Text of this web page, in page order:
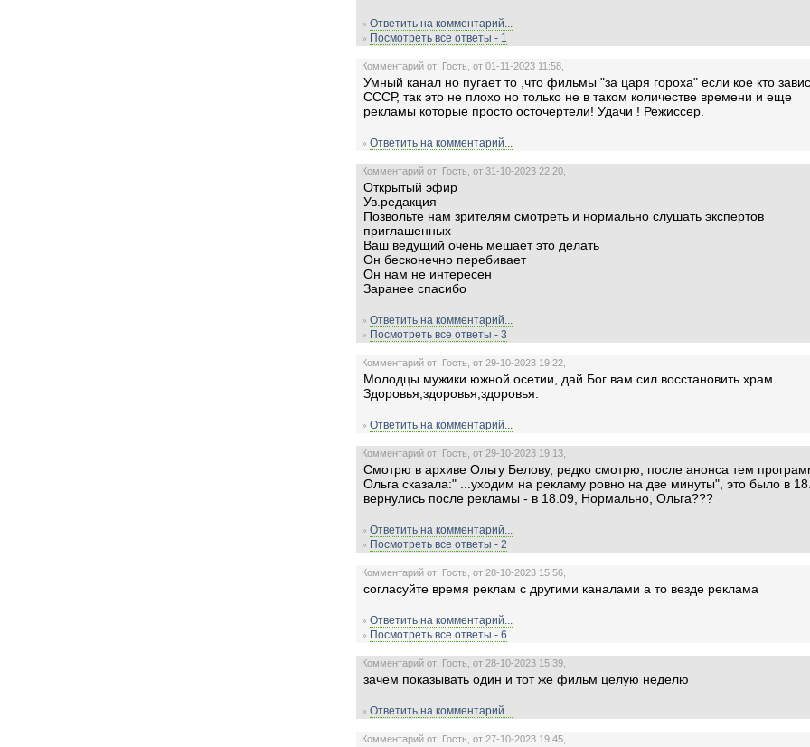
» Ответить на комментарий...
» Посмотреть все ответы - 1
Комментарий от: Гость, от 01-11-2023 11:58,
Умный канал но пугает то ,что фильмы "за царя гороха" если кое кто
СССР, так это не плохо но только не в таком количестве времени и еще
рекламы которые просто осточертели! Удачи ! Режиссер.
» Ответить на комментарий...
Комментарий от: Гость, от 31-10-2023 22:20,
Открытый эфир
Ув.редакция
Позвольте нам зрителям смотреть и нормально слушать экспертов
приглашенных
Ваш ведущий очень мешает это делать
Он бесконечно перебивает
Он нам не интересен
Заранее спасибо
» Ответить на комментарий...
» Посмотреть все ответы - 3
Комментарий от: Гость, от 29-10-2023 19:22,
Молодцы мужики южной осетии, дай Бог вам сил восстановить храм.
Здоровья,здоровья,здоровья.
» Ответить на комментарий...
Комментарий от: Гость, от 29-10-2023 19:13,
Смотрю в архиве Ольгу Белову, редко смотрю, после анонса тем
Ольга сказала:" ...уходим на рекламу ровно на две минуты", это было в
вернулись после рекламы - в 18.09, Нормально, Ольга???
» Ответить на комментарий...
» Посмотреть все ответы - 2
Комментарий от: Гость, от 28-10-2023 15:56,
согласуйте время реклам с другими каналами а то везде реклама
» Ответить на комментарий...
» Посмотреть все ответы - 6
Комментарий от: Гость, от 28-10-2023 15:39,
зачем показывать один и тот же фильм целую неделю
» Ответить на комментарий...
Комментарий от: Гость, от 27-10-2023 19:45,